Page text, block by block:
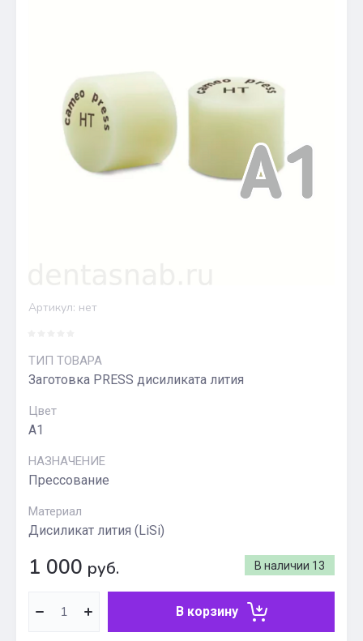
Артикул: нет
ТИП ТОВАРА
Заготовка PRESS дисиликата лития
Цвет
A1
НАЗНАЧЕНИЕ
Прессование
Материал
Дисиликат лития (LiSi)
В наличии 13
1 000 руб.
В корзину